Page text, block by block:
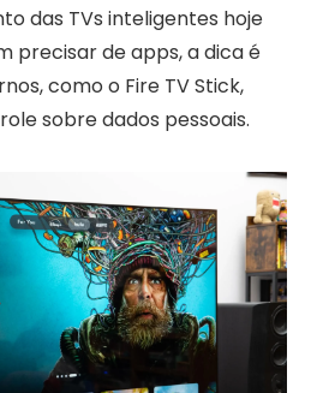
das TVs inteligentes hoje
precisar de apps, a dica é
como o Fire TV Stick,
sobre dados pessoais.